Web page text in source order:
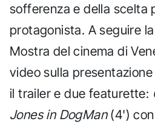
sofferenza e della scelta
protagonista. A seguire
Mostra del cinema di
video sulla
il trailer e due featurette:
Jones in DogMan(4') con